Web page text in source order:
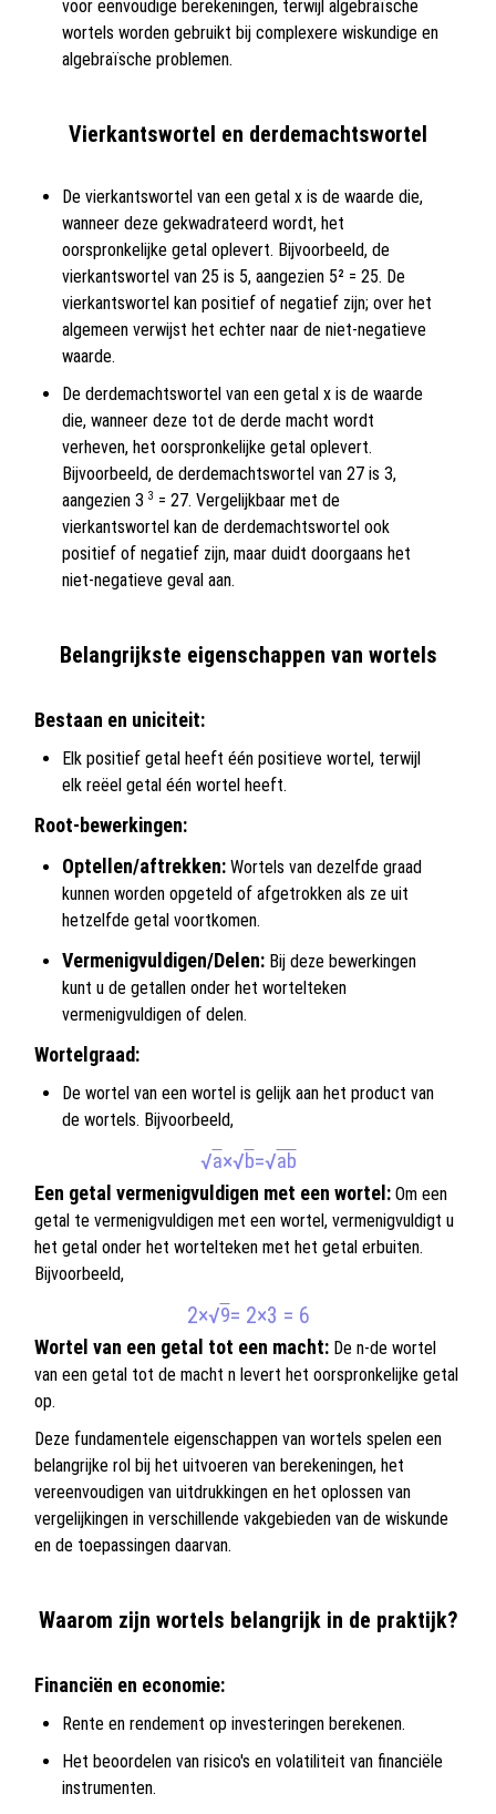
voor eenvoudige berekeningen, terwijl algebraïsche
wortels worden gebruikt bij complexere wiskundige en
algebraïsche problemen.
Vierkantswortel en derdemachtswortel
De vierkantswortel van een getal x is de waarde die,
wanneer deze gekwadrateerd wordt, het
oorspronkelijke getal oplevert. Bijvoorbeeld, de
vierkantswortel van 25 is 5, aangezien 5² = 25. De
vierkantswortel kan positief of negatief zijn; over het
algemeen verwijst het echter naar de niet-negatieve
waarde.
De derdemachtswortel van een getal x is de waarde
die, wanneer deze tot de derde macht wordt
verheven, het oorspronkelijke getal oplevert.
Bijvoorbeeld, de derdemachtswortel van 27 is 3,
aangezien 33 = 27. Vergelijkbaar met de
vierkantswortel kan de derdemachtswortel ook
positief of negatief zijn, maar duidt doorgaans het
niet-negatieve geval aan.
Belangrijkste eigenschappen van wortels
Bestaan en uniciteit:
Elk positief getal heeft één positieve wortel, terwijl
elk reëel getal één wortel heeft.
Root-bewerkingen:
Optellen/aftrekken: Wortels van dezelfde graad
kunnen worden opgeteld of afgetrokken als ze uit
hetzelfde getal voortkomen.
Vermenigvuldigen/Delen: Bij deze bewerkingen
kunt u de getallen onder het wortelteken
vermenigvuldigen of delen.
Wortelgraad:
De wortel van een wortel is gelijk aan het product van
de wortels. Bijvoorbeeld,
√a×√b=√ab
Een getal vermenigvuldigen met een wortel: Om een
getal te vermenigvuldigen met een wortel, vermenigvuldigt u
het getal onder het wortelteken met het getal erbuiten.
Bijvoorbeeld,
2×√9= 2×3 = 6
Wortel van een getal tot een macht: De n-de wortel
van een getal tot de macht n levert het oorspronkelijke getal
op.
Deze fundamentele eigenschappen van wortels spelen een
belangrijke rol bij het uitvoeren van berekeningen, het
vereenvoudigen van uitdrukkingen en het oplossen van
vergelijkingen in verschillende vakgebieden van de wiskunde
en de toepassingen daarvan.
Waarom zijn wortels belangrijk in de praktijk?
Financiën en economie:
Rente en rendement op investeringen berekenen.
Het beoordelen van risico's en volatiliteit van financiële
instrumenten.